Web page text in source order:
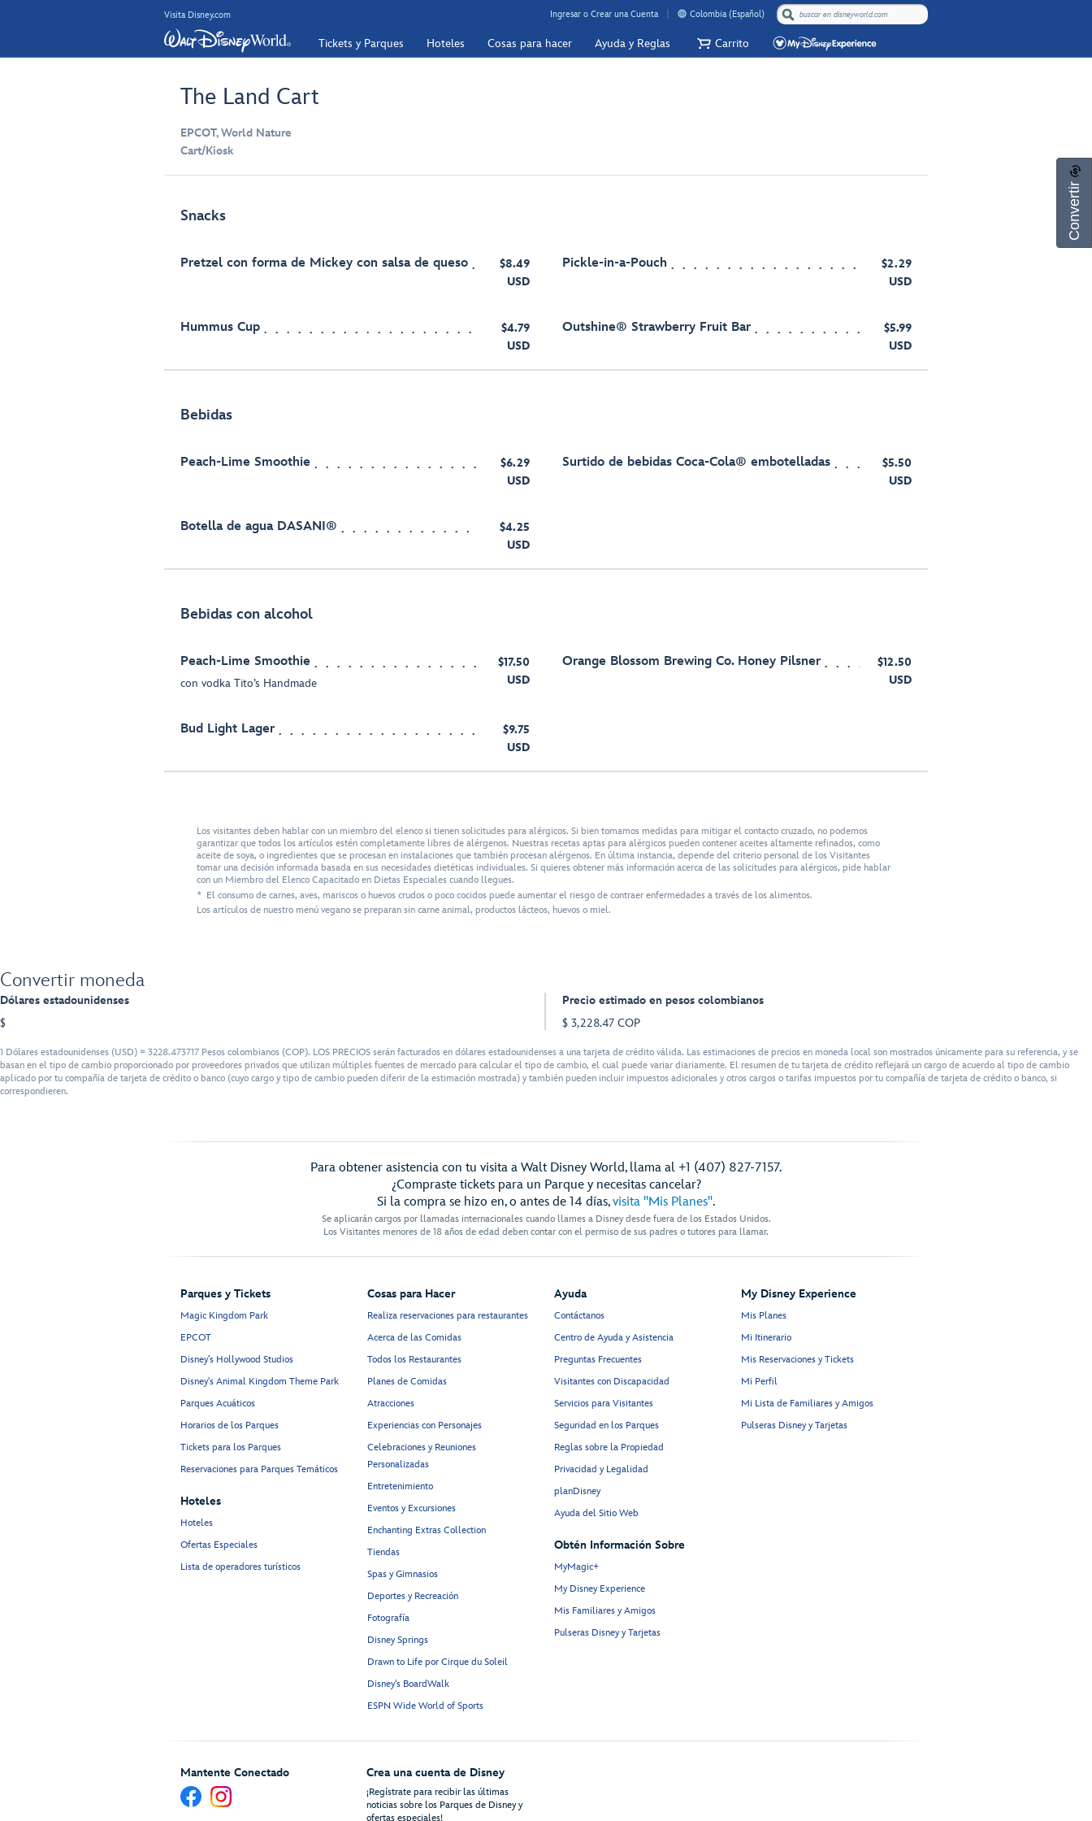
Visita Disney.com Ingresar o Crear una Cuenta Colombia (Español)
Tickets y Parques Hoteles Cosas para hacer Ayuda y Reglas Carrito
The Land Cart
EPCOT, World Nature
Cart/Kiosk
Snacks
Pretzel con forma de Mickey con salsa de queso
$8.49
USD
Pickle-in-a-Pouch
$2.29
USD
Hummus Cup
$4.79
USD
Outshine® Strawberry Fruit Bar
$5.99
USD
Bebidas
Peach-Lime Smoothie
$6.29
USD
Surtido de bebidas Coca-Cola® embotelladas
$5.50
USD
Botella de agua DASANI®
$4.25
USD
Bebidas con alcohol
Peach-Lime Smoothie
con vodka Tito’s Handmade
$17.50
USD
Orange Blossom Brewing Co. Honey Pilsner
$12.50
USD
Bud Light Lager
$9.75
USD
Los visitantes deben hablar con un miembro del elenco si tienen solicitudes para alérgicos. Si bien tomamos medidas para mitigar el contacto cruzado, no podemos
garantizar que todos los artículos estén completamente libres de alérgenos. Nuestras recetas aptas para alérgicos pueden contener aceites altamente refinados, como
aceite de soya, o ingredientes que se procesan en instalaciones que también procesan alérgenos. En última instancia, depende del criterio personal de los Visitantes
tomar una decisión informada basada en sus necesidades dietéticas individuales. Si quieres obtener más información acerca de las solicitudes para alérgicos, pide hablar
con un Miembro del Elenco Capacitado en Dietas Especiales cuando llegues.
* El consumo de carnes, aves, mariscos o huevos crudos o poco cocidos puede aumentar el riesgo de contraer enfermedades a través de los alimentos.
Los artículos de nuestro menú vegano se preparan sin carne animal, productos lácteos, huevos o miel.
Convertir
Convertir moneda
Dólares estadounidenses
$
Precio estimado en pesos colombianos
$ 3,228.47 COP
1 Dólares estadounidenses (USD) = 3228.473717 Pesos colombianos (COP). LOS PRECIOS serán facturados en dólares estadounidenses a una tarjeta de crédito válida. Las estimaciones de precios en moneda local son mostrados únicamente para su referencia, y se
basan en el tipo de cambio proporcionado por proveedores privados que utilizan múltiples fuentes de mercado para calcular el tipo de cambio, el cual puede variar diariamente. El resumen de tu tarjeta de crédito reflejará un cargo de acuerdo al tipo de cambio
aplicado por tu compañía de tarjeta de crédito o banco (cuyo cargo y tipo de cambio pueden diferir de la estimación mostrada) y también pueden incluir impuestos adicionales y otros cargos o tarifas impuestos por tu compañía de tarjeta de crédito o banco, si
correspondieren.
Para obtener asistencia con tu visita a Walt Disney World, llama al +1 (407) 827-7157.
¿Compraste tickets para un Parque y necesitas cancelar?
Si la compra se hizo en, o antes de 14 días,visita "Mis Planes".
Se aplicarán cargos por llamadas internacionales cuando llames a Disney desde fuera de los Estados Unidos.
Los Visitantes menores de 18 años de edad deben contar con el permiso de sus padres o tutores para llamar.
Parques y Tickets
Magic Kingdom Park
EPCOT
Disney’s Hollywood Studios
Disney's Animal Kingdom Theme Park
Parques Acuáticos
Horarios de los Parques
Tickets para los Parques
Reservaciones para Parques Temáticos
Hoteles
Hoteles
Ofertas Especiales
Lista de operadores turísticos
Cosas para Hacer
Realiza reservaciones para restaurantes
Acerca de las Comidas
Todos los Restaurantes
Planes de Comidas
Atracciones
Experiencias con Personajes
Celebraciones y Reuniones
Personalizadas
Entretenimiento
Eventos y Excursiones
Enchanting Extras Collection
Tiendas
Spas y Gimnasios
Deportes y Recreación
Fotografía
Disney Springs
Drawn to Life por Cirque du Soleil
Disney's BoardWalk
ESPN Wide World of Sports
Ayuda
Contáctanos
Centro de Ayuda y Asistencia
Preguntas Frecuentes
Visitantes con Discapacidad
Servicios para Visitantes
Seguridad en los Parques
Reglas sobre la Propiedad
Privacidad y Legalidad
planDisney
Ayuda del Sitio Web
Obtén Información Sobre
MyMagic+
My Disney Experience
Mis Familiares y Amigos
Pulseras Disney y Tarjetas
My Disney Experience
Mis Planes
Mi Itinerario
Mis Reservaciones y Tickets
Mi Perfil
Mi Lista de Familiares y Amigos
Pulseras Disney y Tarjetas
Mantente Conectado Crea una cuenta de Disney
¡Regístrate para recibir las últimas
noticias sobre los Parques de Disney y
ofertas especiales!